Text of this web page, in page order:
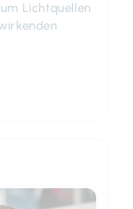
Lichtquellen